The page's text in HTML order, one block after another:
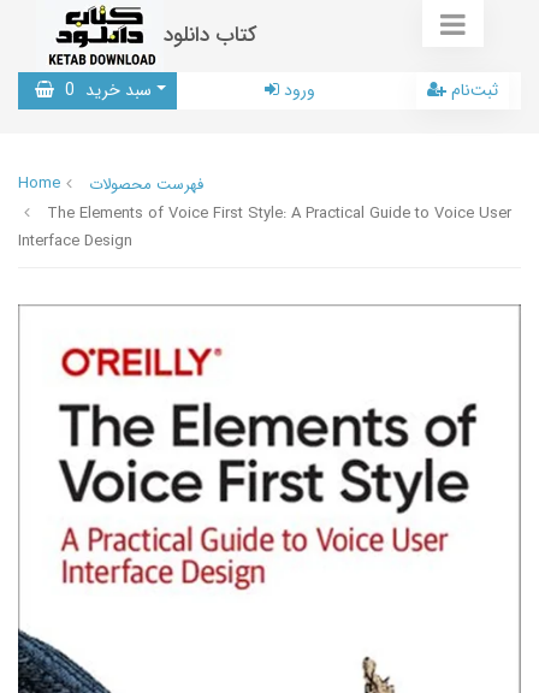
کتاب دانلود
سبد خرید 0 ورود ثبت‌نام
Home
فهرست محصولات
The Elements of Voice First Style: A Practical Guide to Voice User
Interface Design